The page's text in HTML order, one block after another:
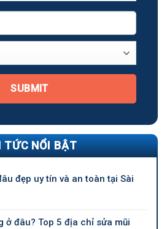
SUBMIT
TỨC NỔI BẬT
đẹp uy tín và an toàn tại Sài
ở đâu? Top 5 địa chỉ sửa mũi